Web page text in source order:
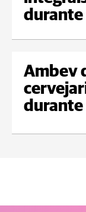
durante
Ambev
durante